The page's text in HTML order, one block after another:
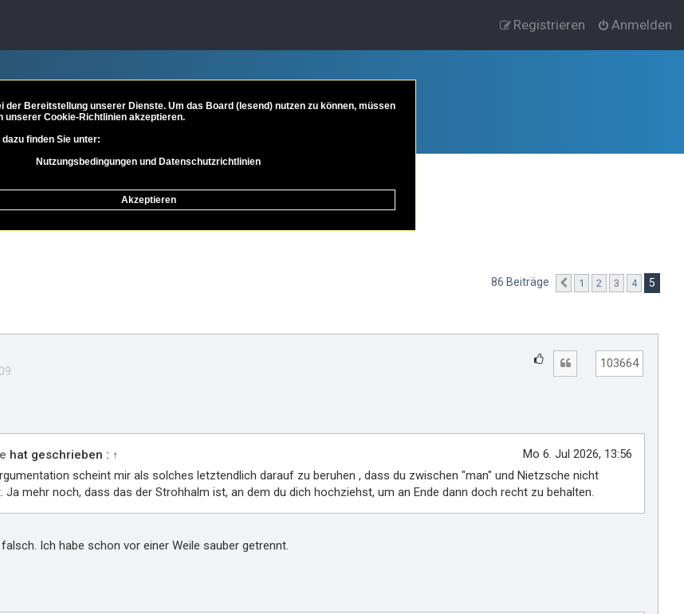
Anmelden
Registrieren
Vorträge & Video Philosoph*innen Friedrich Nietzsche
86 Beiträge Vorherige
1 2 3 4 5
l
m
i
r
103664
hat geschrieben : ↑
Mo 6. Jul 2026, 13:56
scheint mir als solches letztendlich darauf zu beruhen , dass du zwischen "man" und Nietzsche nicht
Ja mehr noch, dass das der Strohhalm ist, an dem du dich hochziehst, um an Ende dann doch recht zu behalten.
Ich habe schon vor einer Weile sauber getrennt.
der Bereitstellung unserer Dienste. Um das Board (lesend) nutzen zu können, müssen
unserer Cookie-Richtlinien akzeptieren.
finden Sie unter:
Nutzungsbedingungen und Datenschutzrichtlinien
Akzeptieren